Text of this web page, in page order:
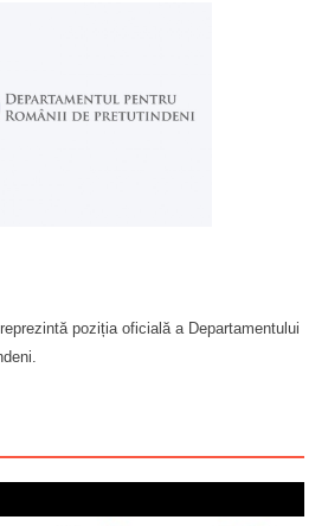
poziția oficială a Departamentului